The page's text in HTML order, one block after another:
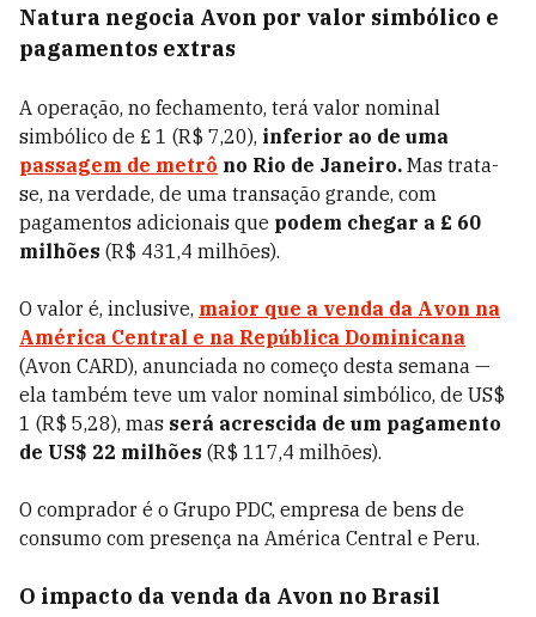
Natura negocia Avon por valor simbólico e
pagamentos extras
A operação, no fechamento, terá valor nominal
simbólico de £ 1 (R$ 7,20), inferior ao de uma
passagem de metrô no Rio de Janeiro. Mas trata-
se, na verdade, de uma transação grande, com
pagamentos adicionais que podem chegar a £ 60
milhões (R$ 431,4 milhões).
O valor é, inclusive, maior que a venda da Avon na
América Central e na República Dominicana
(Avon CARD), anunciada no começo desta semana —
ela também teve um valor nominal simbólico, de US$
1 (R$ 5,28), mas será acrescida de um pagamento
de US$ 22 milhões (R$ 117,4 milhões).
O comprador é o Grupo PDC, empresa de bens de
consumo com presença na América Central e Peru.
O impacto da venda da Avon no Brasil